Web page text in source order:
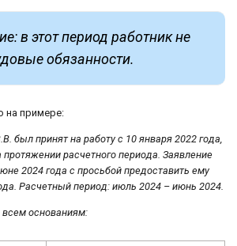
в этот период работник не
обязанности.
на примере:
был принят на работу с 10 января 2022 года,
расчетного периода. Заявление
2024 года с просьбой предоставить ему
Расчетный период: июль 2024 – июнь 2024.
всем основаниям: